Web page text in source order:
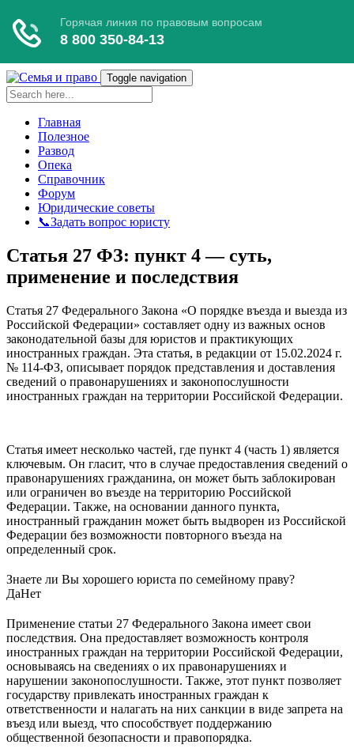
Toggle navigation
Главная
Полезное
Развод
Опека
Справочник
Форум
Юридические советы
📞Задать вопрос юристу
Статья 27 ФЗ: пункт 4 — суть,
применение и последствия
Статья 27 Федерального Закона «О порядке въезда и выезда из
Российской Федерации» составляет одну из важных основ
законодательной базы для юристов и практикующих
иностранных граждан. Эта статья, в редакции от 15.02.2024 г.
№ 114-ФЗ, описывает порядок представления и доставления
сведений о правонарушениях и законопослушности
иностранных граждан на территории Российской Федерации.
Статья имеет несколько частей, где пункт 4 (часть 1) является
ключевым. Он гласит, что в случае предоставления сведений о
правонарушениях гражданина, он может быть заблокирован
или ограничен во въезде на территорию Российской
Федерации. Также, на основании данного пункта,
иностранный гражданин может быть выдворен из Российской
Федерации без возможности повторного въезда на
определенный срок.
Знаете ли Вы хорошего юриста по семейному праву?
ДаНет
Применение статьи 27 Федерального Закона имеет свои
последствия. Она предоставляет возможность контроля
иностранных граждан на территории Российской Федерации,
основываясь на сведениях о их правонарушениях и
нарушении законопослушности. Также, этот пункт позволяет
государству привлекать иностранных граждан к
ответственности и налагать на них санкции в виде запрета на
въезд или выезд, что способствует поддержанию
общественной безопасности и правопорядка.